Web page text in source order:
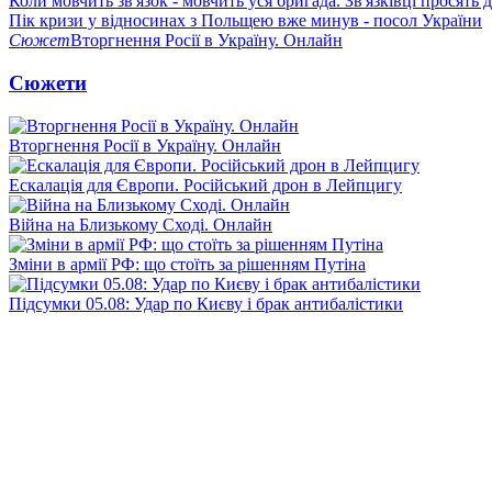
Пік кризи у відносинах з Польщею вже минув - посол України
СюжетВторгнення Росії в Україну. Онлайн
Сюжети
Вторгнення Росії в Україну. Онлайн
Ескалація для Європи. Російський дрон в Лейпцигу
Війна на Близькому Сході. Онлайн
Зміни в армії РФ: що стоїть за рішенням Путіна
Підсумки 05.08: Удар по Києву і брак антибалістики